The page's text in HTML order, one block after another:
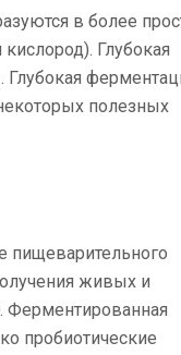
в более
Глубокая
полезных
пищеварительного
живых и
Ферментированная
пробиотические